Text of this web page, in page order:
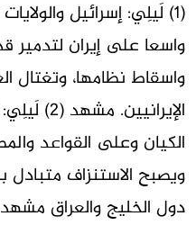
(1) لَيلِي: إسرائيل
واسعا على إيران لتدمير
واسقاط نظامها، وتغتال
الكيان وعلى القواعد
ويصبح الاستنزاف متبادل
دول الخليج والعراق مشهد (3) لَيلِي يتم